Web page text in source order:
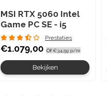
MSI RTX 5060 Intel
Game PC SE - i5
Prestaties
€1.079,00 Of€34,59 p/m
Bekijken